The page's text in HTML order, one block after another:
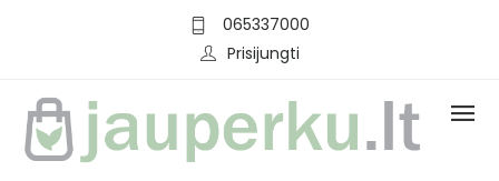
065337000
Prisijungti